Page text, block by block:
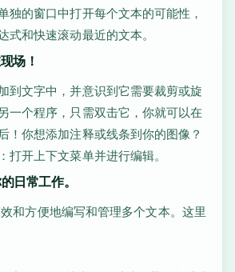
独的窗口中打开每个文本的可能性，
式和快速滚动最近的文本。
场！
到文字中，并意识到它需要裁剪或旋
一个程序，只需双击它，你就可以在
！你想添加注释或线条到你的图像？
打开上下文菜单并进行编辑。
日常工作。
和方便地编写和管理多个文本。这里